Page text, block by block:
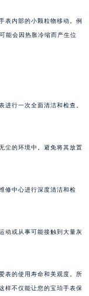
表内部的小颗粒物移动。例
能会因热胀冷缩而产生位
进行一次全面清洁和检查。
尘的环境中。避免将其放置
修中心进行深度清洁和检
动或从事可能接触到大量灰
表的使用寿命和美观度。所
样不仅能让您的宝珀手表保